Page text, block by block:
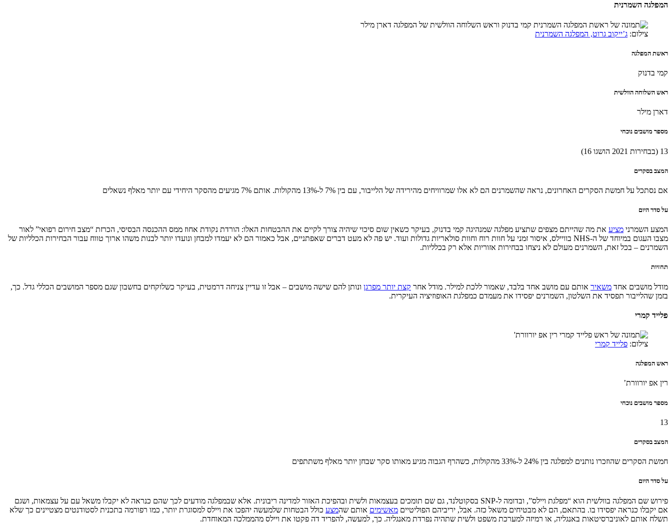
המפלגה השמרנית
צילום: ג’ייקוב גרוט, המפלגה השמרנית
ראשת המפלגה
קמי בדנוק
ראש השלוחה הוולשית
דארן מילר
מספר מושבים נוכחי
13 (בבחירות 2021 הושגו 16)
המצב בסקרים
אם נסתכל על חמשת הסקרים האחרונים, נראה שהשמרנים הם לא אלו שמרוויחים מהירידה של הלייבור, עם בין 7% ל-13% מהקולות. אותם 7% מגיעים מהסקר היחידי עם יותר מאלף נשאלים
על סדר היום
המצע השמרני מציע את מה שהייתם מצפים שתציע מפלגה שמנהיגה קמי בדנוק, בעיקר כשאין שום סיכוי שיהיה צורך לקיים את ההבטחות האלו: הורדת נקודת אחוז ממס ההכנסה הבסיסי, הכרזת “מצב חירום רפואי” לאור
מצבו העגום במיוחד של ה-NHS בוויילס, איסור זמני על חוות רוח וחוות סולאריות גדולות ועוד. יש פה לא מעט דברים שאפתניים, אבל כאמור הם לא יעמדו למבחן ונועדו יותר לבנות משהו ארוך טווח עבור הבחירות הכלליות של
השמרנים – בכל זאת, השמרנים מעולם לא ניצחו בבחירות אזוריות אלא רק בכלליות.
תחזיות
מודל מושבים אחד משאיר אותם עם מושב אחד בלבד, שאמור ללכת למילר. מודל אחר קצת יותר מפרגן ונותן להם שישה מושבים – אבל זו עדיין צניחה דרמטית, בעיקר כשלוקחים בחשבון שגם מספר המושבים הכללי גדל. כך,
בזמן שהלייבור תפסיד את השלטון, השמרנים יפסידו את מעמדם כמפלגת האופוזיציה העיקרית.
פלייד קמרי
צילום: פלייד קמרי
ראש המפלגה
רין אפ יורוורת’
מספר מושבים נוכחי
13
המצב בסקרים
חמשת הסקרים שהוזכרו נותנים למפלגה בין 24% ל-33% מהקולות, כשהרף הגבוה מגיע מאותו סקר שבחן יותר מאלף משתתפים
על סדר היום
פירוש שם המפלגה בוולשית הוא “מפלגת ויילס”, ובדומה ל-SNP בסקוטלנד, גם שם תומכים בעצמאות ולשית ובהפיכת האזור למדינה ריבונית. אלא שבמפלגה מודעים לכך שהם כנראה לא יקבלו משאל עם על עצמאות, ושגם
אם יקבלו כנראה יפסידו בו. בהתאם, הם לא מבטיחים משאל כזה. אבל, יריביהם הפוליטיים מאשימים אותם שהמצע כולל הבטחות שלמעשה יהפכו את ויילס למסוגרת יותר, כמו רפורמה בתכנית לסטודנטים מצטיינים כך שלא
תשלח אותם לאוניברסיטאות באנגליה, או רמיזה למערכת משפט ולשית שתהיה נפרדת מאנגליה. כך, למעשה, להפריד דה פקטו את ויילס מהממלכה המאוחדת.